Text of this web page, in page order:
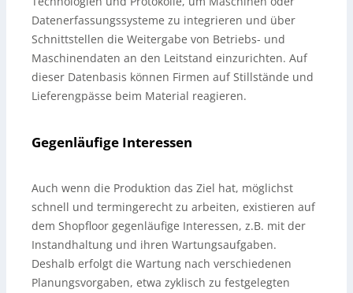
Datenerfassungssysteme zu integrieren und über
Schnittstellen die Weitergabe von Betriebs- und
Maschinendaten an den Leitstand einzurichten. Auf
dieser Datenbasis können Firmen auf Stillstände und
Lieferengpässe beim Material reagieren.
Gegenläufige Interessen
Auch wenn die Produktion das Ziel hat, möglichst
schnell und termingerecht zu arbeiten, existieren auf
dem Shopfloor gegenläufige Interessen, z.B. mit der
Instandhaltung und ihren Wartungsaufgaben.
Deshalb erfolgt die Wartung nach verschiedenen
Planungsvorgaben, etwa zyklisch zu festgelegten